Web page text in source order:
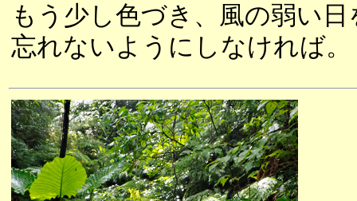
もう少し色づき、風の弱い
忘れないようにしなければ。